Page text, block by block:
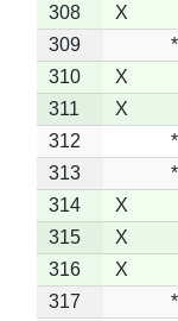
308
X
309
*
310
X
311
X
312
*
313
*
314
X
315
X
316
X
317
*